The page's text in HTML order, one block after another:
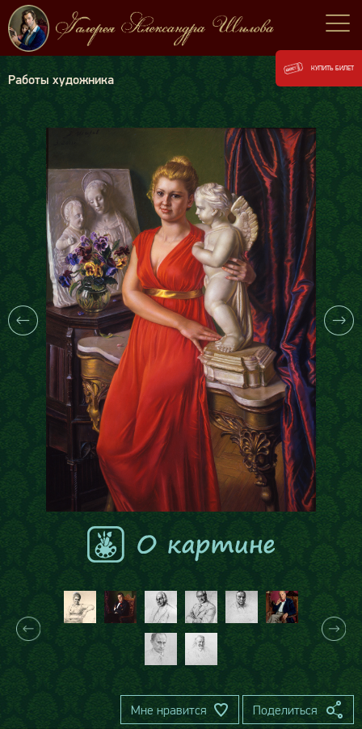
Работы художника
Мне нравится Поделиться
КУПИТЬ БИЛЕТ